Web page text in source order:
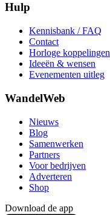
Hulp
Kennisbank / FAQ
Contact
Horloge koppelingen
Ideeën & wensen
Evenementen uitleg
WandelWeb
Nieuws
Blog
Samenwerken
Partners
Voor bedrijven
Adverteren
Shop
Download de app